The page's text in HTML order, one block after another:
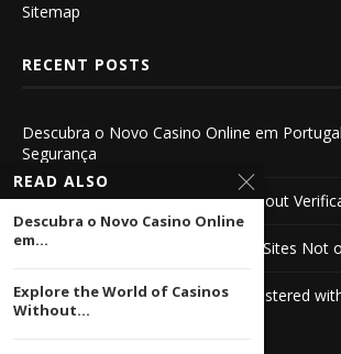
Sitemap
RECENT POSTS
Descubra o Novo Casino Online em
Segurança
Explore the World of Casinos Without
Discovering Unique Horse Racing Sites Not
Discover PayPal Casinos Not Registered
READ ALSO
Descubra o Novo Casino Online
em...
Explore the World of Casinos
Without...